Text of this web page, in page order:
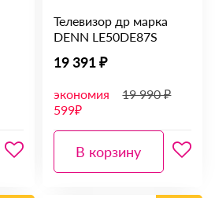
Телевизор др марка
DENN LE50DE87S
19 391 ₽
экономия
599₽
19 990 ₽
В корзину